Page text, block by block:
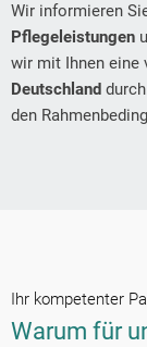
Wir informieren
Pflegeleistungen
wir mit Ihnen eine
Deutschland
den
Ihr kompetenter
Warum für